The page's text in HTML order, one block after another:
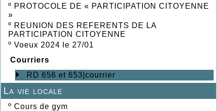
º PROTOCOLE DE « PARTICIPATION CITOYENNE
»
º REUNION DES REFERENTS DE LA
PARTICIPATION CITOYENNE
º Voeux 2024 le 27/01
Courriers
RD 656 et 653|courrier
La vie locale
º Cours de gym